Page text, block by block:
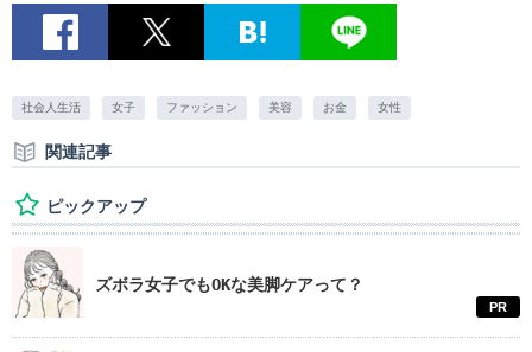
社会人生活 女子 ファッション 美容 お金 女性
関連記事
ピックアップ
ズボラ女子でもOKな美脚ケアって？
PR